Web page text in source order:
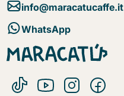
info@maracatucaffe.it
WhatsApp